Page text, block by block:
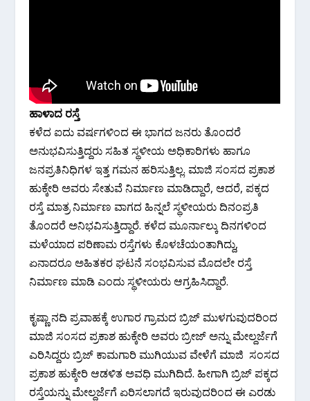
ಹಾಳಾದ ರಸ್ತೆ
ಕಳೆದ ಐದು ವರ್ಷಗಳಿಂದ ಈ ಭಾಗದ ಜನರು ತೊಂದರೆ
ಅನುಭವಿಸುತ್ತಿದ್ದರು ಸಹಿತ ಸ್ಥಳೀಯ ಅಧಿಕಾರಿಗಳು ಹಾಗೂ
ಜನಪ್ರತಿನಿಧಿಗಳ ಇತ್ತ ಗಮನ ಹರಿಸುತ್ತಿಲ್ಲ. ಮಾಜಿ‌ ಸಂಸದ ಪ್ರಕಾಶ
ಹುಕ್ಕೇರಿ ಅವರು ಸೇತುವೆ ನಿರ್ಮಾಣ ಮಾಡಿದ್ದಾರೆ, ಆದರೆ, ಪಕ್ಕದ
ರಸ್ತೆ ಮಾತ್ರ ನಿರ್ಮಾಣ ವಾಗದ ಹಿನ್ನಲೆ ಸ್ಥಳೀಯರು ದಿನಂಪ್ರತಿ
ತೊಂದರೆ ಅನಿಭವಿಸುತ್ತಿದ್ದಾರೆ. ಕಳೆದ ಮೂರ್ನಾಲ್ಕು ದಿನಗಳಿಂದ
ಮಳೆಯಾದ ಪರಿಣಾಮ ರಸ್ತೆಗಳು ಕೊಳಚೆಯಂತಾಗಿದ್ದು,
ಏನಾದರೂ ಅಹಿತಕರ ಘಟನೆ ಸಂಭವಿಸುವ ಮೊದಲೇ ರಸ್ತೆ
ನಿರ್ಮಾಣ ಮಾಡಿ ಎಂದು ಸ್ಥಳೀಯರು ಆಗ್ರಹಿಸಿದ್ದಾರೆ.
ಕೃಷ್ಣಾ ನದಿ‌ ಪ್ರವಾಹಕ್ಕೆ ಉಗಾರ ಗ್ರಾಮದ ಬ್ರಿಜ್ ಮುಳಗುವುದರಿಂದ
ಮಾಜಿ ಸಂಸದ ಪ್ರಕಾಶ ಹುಕ್ಕೇರಿ ಅವರು ಬ್ರೀಜ್ ಅನ್ನು ಮೇಲ್ದರ್ಜೆಗೆ
ಎರಿಸಿದ್ದರು ಬ್ರಿಜ್ ಕಾಮಗಾರಿ‌ ಮುಗಿಯುವ ವೇಳೆಗೆ ಮಾಜಿ‌ ಸಂಸದ
ಪ್ರಕಾಶ ಹುಕ್ಕೇರಿ ಆಡಳಿತ ಅವಧಿ ಮುಗಿದಿದೆ. ಹೀಗಾಗಿ ಬ್ರಿಜ್ ಪಕ್ಕದ
ರಸ್ತೆಯನ್ನು ಮೇಲ್ದರ್ಜೆಗೆ ಏರಿಸಲಾಗದೆ ಇರುವುದರಿಂದ ಈ ಎರಡು